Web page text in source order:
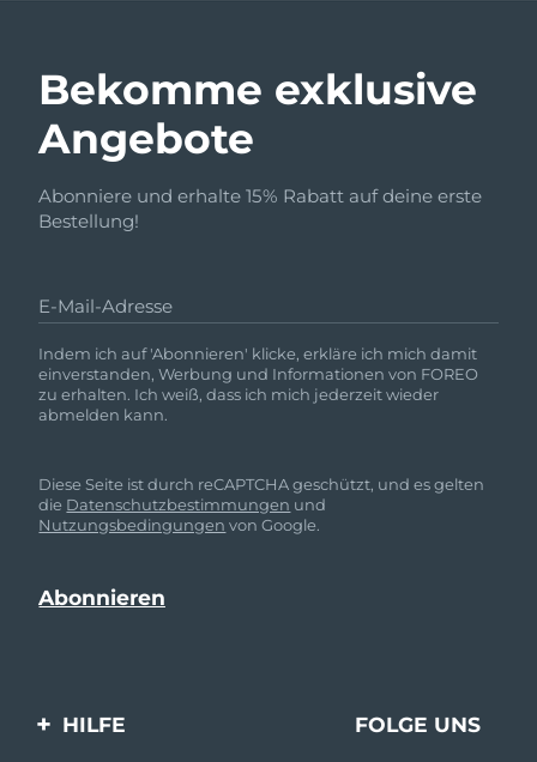
Bekomme exklusive
Angebote
Abonniere und erhalte 15% Rabatt auf deine erste
Bestellung!
E-Mail-Adresse
Indem ich auf 'Abonnieren' klicke, erkläre ich mich damit
einverstanden, Werbung und Informationen von FOREO
zu erhalten. Ich weiß, dass ich mich jederzeit wieder
abmelden kann.
Diese Seite ist durch reCAPTCHA geschützt, und es gelten
die Datenschutzbestimmungen und
Nutzungsbedingungen von Google.
HILFE FOLGE UNS